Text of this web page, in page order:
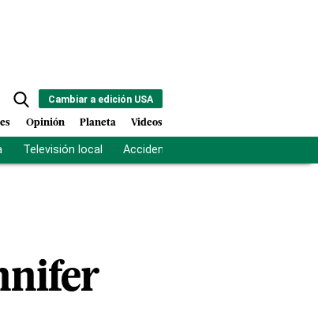
Cambiar a edición USA
Opinión Planeta Videos
Televisión local Accidente Los Ríos